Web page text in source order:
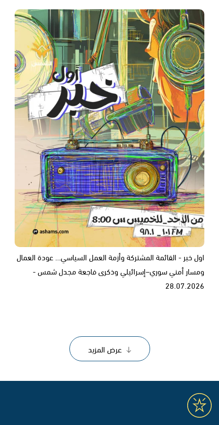
اول خبر - القائمة المشتركة وأزمة العمل السياسي… عودة العمال
ومسار أمني سوري–إسرائيلي وذكرى فاجعة مجدل شمس -
28.07.2026
عرض المزيد